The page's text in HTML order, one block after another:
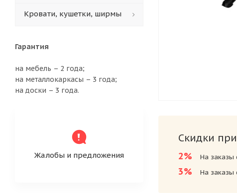
Скидки
2% На заказы
3% На заказы
Кровати, кушетки, ширмы
Гарантия
на мебель – 2 года;
на металлокаркасы – 3 года;
на доски – 3 года.
Жалобы и предложения